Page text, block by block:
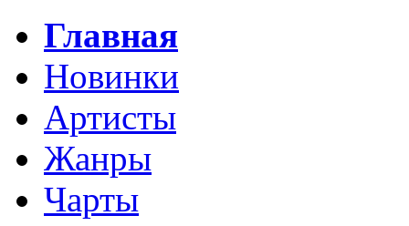
Главная
Новинки
Артисты
Жанры
Чарты